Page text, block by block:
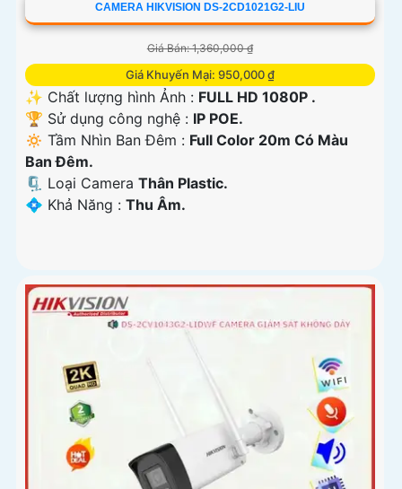
CAMERA HIKVISION DS-2CD1021G2-LIU
Giá Bán: 1,360,000 ₫
Giá Khuyến Mại: 950,000 ₫
✨ Chất lượng hình Ảnh : FULL HD 1080P .
🏆 Sử dụng công nghệ : IP POE.
🔅 Tầm Nhìn Ban Đêm : Full Color 20m Có Màu
Ban Ðêm.
🗜️ Loại Camera Thân Plastic.
️💠 Khả Năng : Thu Âm.